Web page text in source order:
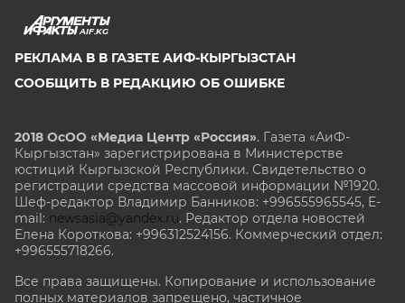
AIF.KG
РЕКЛАМА В В ГАЗЕТЕ АИФ-КЫРГЫЗСТАН
СООБЩИТЬ В РЕДАКЦИЮ ОБ ОШИБКЕ
2018 ОсОО «Медиа Центр «Россия». Газета «АиФ-
Кыргызстан» зарегистрирована в Министерстве
юстиций Кыргызской Республики. Свидетельство о
регистрации средства массовой информации №1920.
Шеф-редактор Владимир Банников: +996555965545, E-
mail: newsasia@yandex.ru. Редактор отдела новостей
Елена Короткова: +996312524156. Коммерческий отдел:
+996555718266.
Все права защищены. Копирование и использование
полных материалов запрещено, частичное